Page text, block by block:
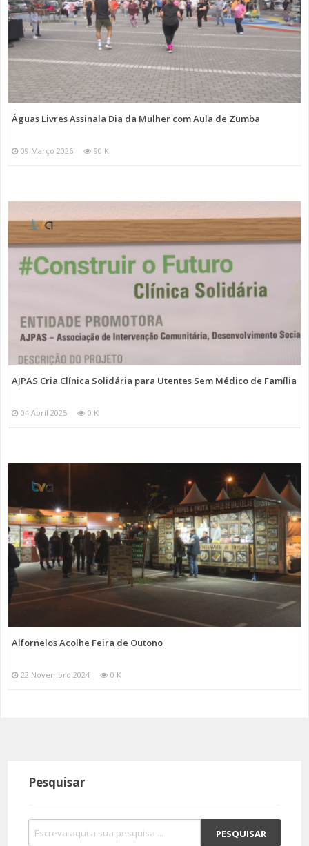
Águas Livres Assinala Dia da Mulher com Aula de Zumba
09 Março 2026 90 K
AJPAS Cria Clínica Solidária para Utentes Sem Médico de Família
04 Abril 2025 0 K
Alfornelos Acolhe Feira de Outono
22 Novembro 2024 0 K
Pesquisar